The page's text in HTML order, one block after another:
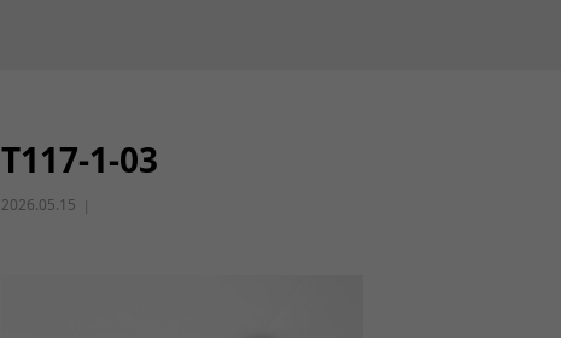
T117-1-03
2026.05.15